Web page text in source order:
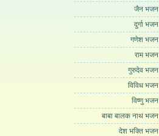
जैन भजन
दुर्गा भजन
गणेश भजन
राम भजन
गुरुदेव भजन
विविध भजन
विष्णु भजन
बाबा बालक नाथ भजन
देश भक्ति भजन